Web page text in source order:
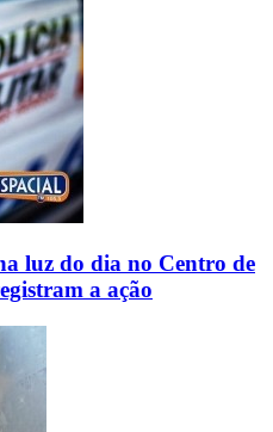
luz do dia no Centro de
a ação